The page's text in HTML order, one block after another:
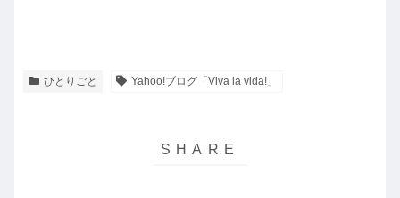
ひとりごと Yahoo!ブログ「Viva la vida!」